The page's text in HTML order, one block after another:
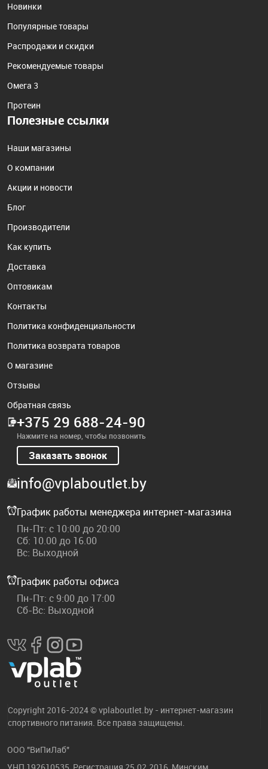
Новинки
Популярные товары
Распродажи и скидки
Рекомендуемые товары
Омега 3
Протеин
Полезные ссылки
Наши магазины
О компании
Акции и новости
Блог
Производители
Как купить
Доставка
Оптовикам
Контакты
Политика конфиденциальности
Политика возврата товаров
О магазине
Отзывы
Обратная связь
+375 29 688-24-90
Нажмите на номер, чтобы позвонить
Заказать звонок
info@vplaboutlet.by
График работы менеджера интернет-магазина
Пн-Пт: с 10:00 до 20:00
Сб: 10.00 до 16.00
Вс: Выходной
График работы офиса
Пн-Пт: с 9:00 до 17:00
Сб-Вс: Выходной
Copyright 2016-2024 © vplaboutlet.by - интернет-магазин
спортивного питания. Все права защищены.
ООО "ВиПиЛаб"